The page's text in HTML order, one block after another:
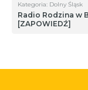
Kategoria: Dolny Śląsk
Radio Rodzina w
[ZAPOWIEDŹ]